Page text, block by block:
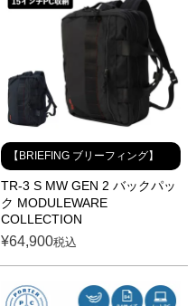
【BRIEFING ブリーフィング】
TR-3 S MW GEN 2 バックパッ
ク MODULEWARE
COLLECTION
¥64,900税込